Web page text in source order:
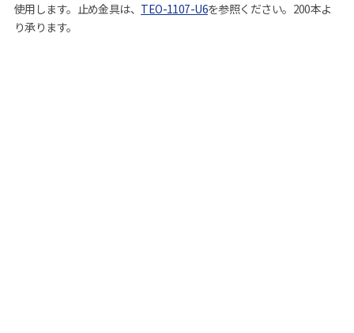
使用します。止め金具は、 TEO-1107-U6を参照ください。200本よ
り承ります。